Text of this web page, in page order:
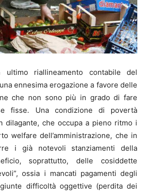
ultimo riallineamento contabile del
ennesima erogazione a favore delle
che non sono più in grado di fare
fisse. Una condizione di povertà
dilagante, che occupa a pieno ritmo i
welfare dell’amministrazione, che in
i già notevoli stanziamenti della
soprattutto, delle cosiddette
ossia i mancati pagamenti degli
difficoltà oggettive (perdita dei